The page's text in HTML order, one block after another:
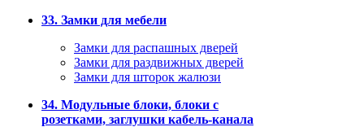
33. Замки для мебели
Замки для распашных дверей
Замки для раздвижных дверей
Замки для шторок жалюзи
34. Модульные блоки, блоки с
розетками, заглушки кабель-канала